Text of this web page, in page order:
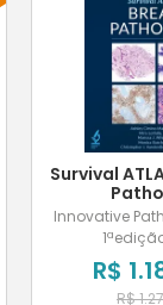
Survival
Innovative
R$
R$